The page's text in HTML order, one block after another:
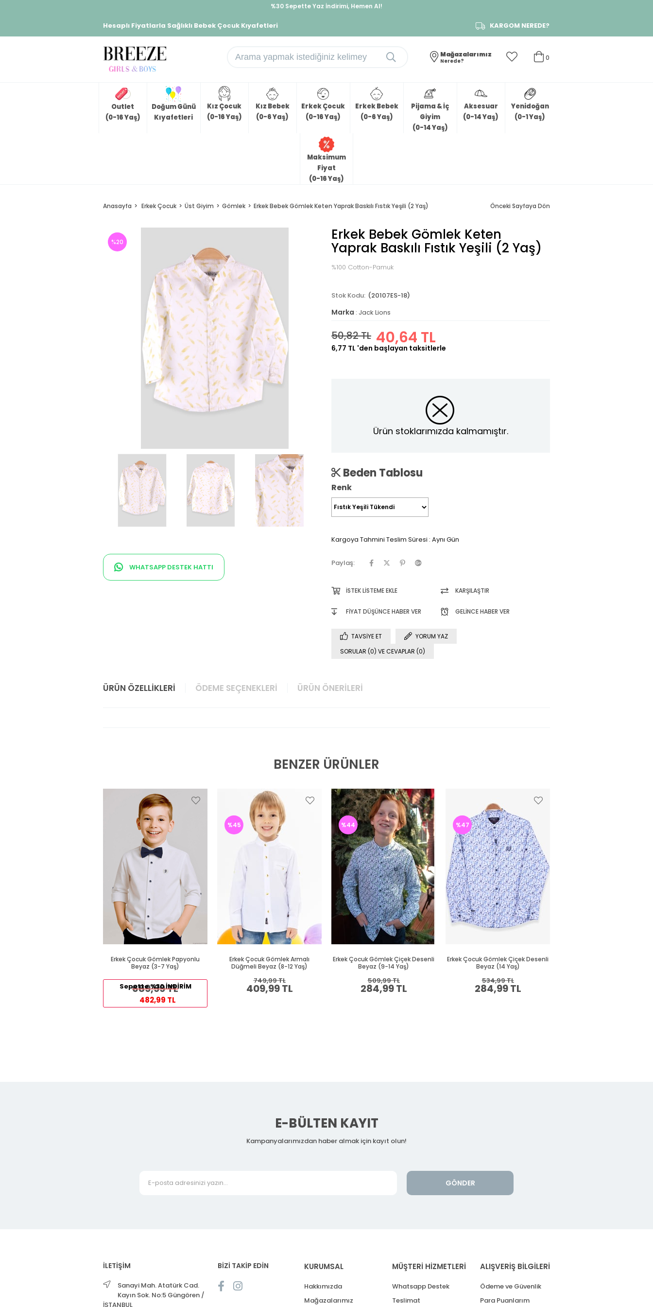
%30 Sepette Yaz İndirimi, Hemen Al!
Hesaplı Fiyatlarla Sağlıklı Bebek Çocuk Kıyafetleri KARGOM NEREDE?
0
Mağazalarımız
Nerede?
Outlet
(0-16 Yaş)
Doğum Günü
Kıyafetleri
Kız Çocuk
(0-16 Yaş)
Kız Bebek
(0-6 Yaş)
Erkek Çocuk
(0-16 Yaş)
Erkek Bebek
(0-6 Yaş)
Pijama & İç
Giyim
(0-14 Yaş)
Aksesuar
(0-14 Yaş)
Yenidoğan
(0-1 Yaş)
Maksimum
Fiyat
(0-16 Yaş)
Anasayfa Erkek Çocuk Üst Giyim Gömlek Erkek Bebek Gömlek Keten Yaprak Baskılı Fıstık Yeşili (2 Yaş) Önceki Sayfaya Dön
%20
WHATSAPP DESTEK HATTI
Erkek Bebek Gömlek Keten
Yaprak Baskılı Fıstık Yeşili (2 Yaş)
%100 Cotton-Pamuk
(20107ES-18)
Marka : Jack Lions
50,82 TL 40,64 TL
6,77 TL 'den başlayan taksitlerle
Ürün stoklarımızda kalmamıştır.
Beden Tablosu
Renk
Kargoya Tahmini Teslim Süresi : Aynı Gün
Paylaş:
İSTEK LISTEME EKLE KARŞILAŞTIR
FIYAT DÜŞÜNCE HABER VER GELINCE HABER VER
TAVSIYE ET
YORUM YAZ
SORULAR (0) VE CEVAPLAR (0)
ÜRÜN ÖZELLIKLERI ÖDEME SEÇENEKLERI ÜRÜN ÖNERILERI
BENZER ÜRÜNLER
Erkek Çocuk Gömlek Papyonlu
Beyaz (3-7 Yaş)
689,99 TL
Sepette %30 İNDİRİM
482,99 TL
Erkek Çocuk Gömlek Armalı
Düğmeli Beyaz (8-12 Yaş)
409,99 TL
749,99 TL
%45
Erkek Çocuk Gömlek Çiçek Desenli
Beyaz (9-14 Yaş)
284,99 TL
509,99 TL
%44
Erkek Çocuk Gömlek Çiçek Desenli
Beyaz (14 Yaş)
284,99 TL
534,99 TL
%47
E-BÜLTEN KAYIT
Kampanyalarımızdan haber almak için kayıt olun!
GÖNDER
İLETİŞİM
Sanayi Mah. Atatürk Cad.
Kayın Sok. No:5 Güngören /
İSTANBUL
BİZİ TAKİP EDİN KURUMSAL
Hakkımızda
Mağazalarımız
MÜŞTERİ HİZMETLERİ
Whatsapp Destek
Teslimat
ALIŞVERİŞ BİLGİLERİ
Ödeme ve Güvenlik
Para Puanlarım